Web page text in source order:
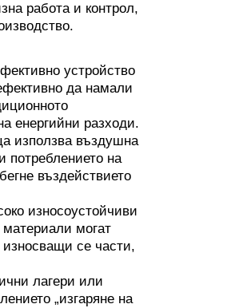
работа и контрол,
устройство
да намали
енергийни разходи.
използва въздушна
потреблението на
въздействието
износоустойчиви
могат
износващи се части,
лагери или
„изгаряне на